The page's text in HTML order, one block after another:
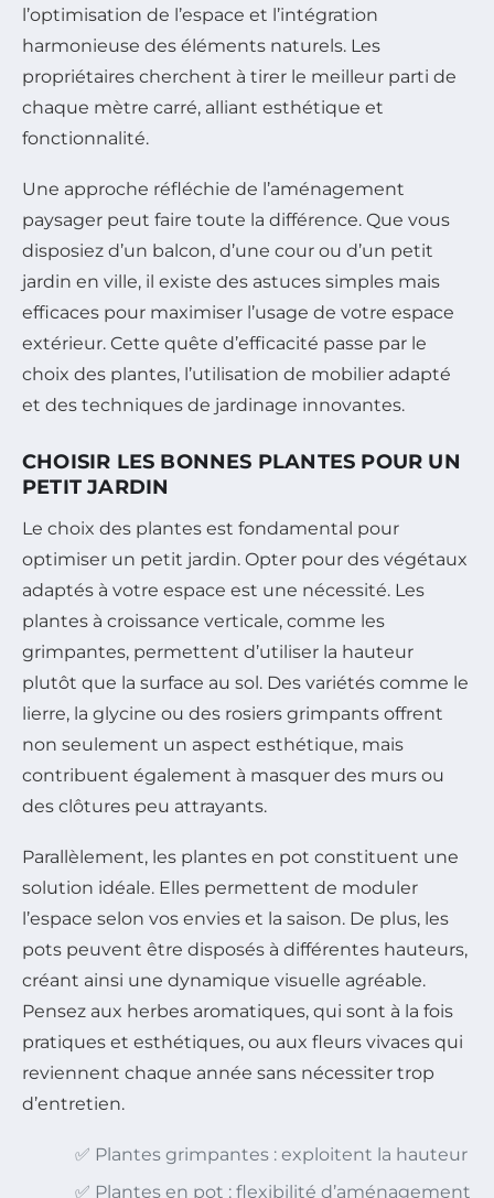
l’optimisation de l’espace et l’intégration
harmonieuse des éléments naturels. Les
propriétaires cherchent à tirer le meilleur parti de
chaque mètre carré, alliant esthétique et
fonctionnalité.
Une approche réfléchie de l’aménagement
paysager peut faire toute la différence. Que vous
disposiez d’un balcon, d’une cour ou d’un petit
jardin en ville, il existe des astuces simples mais
efficaces pour maximiser l’usage de votre espace
extérieur. Cette quête d’efficacité passe par le
choix des plantes, l’utilisation de mobilier adapté
et des techniques de jardinage innovantes.
CHOISIR LES BONNES PLANTES POUR UN
PETIT JARDIN
Le choix des plantes est fondamental pour
optimiser un petit jardin. Opter pour des végétaux
adaptés à votre espace est une nécessité. Les
plantes à croissance verticale, comme les
grimpantes, permettent d’utiliser la hauteur
plutôt que la surface au sol. Des variétés comme le
lierre, la glycine ou des rosiers grimpants offrent
non seulement un aspect esthétique, mais
contribuent également à masquer des murs ou
des clôtures peu attrayants.
Parallèlement, les plantes en pot constituent une
solution idéale. Elles permettent de moduler
l’espace selon vos envies et la saison. De plus, les
pots peuvent être disposés à différentes hauteurs,
créant ainsi une dynamique visuelle agréable.
Pensez aux herbes aromatiques, qui sont à la fois
pratiques et esthétiques, ou aux fleurs vivaces qui
reviennent chaque année sans nécessiter trop
d’entretien.
✅ Plantes grimpantes : exploitent la hauteur
✅ Plantes en pot : flexibilité d’aménagement